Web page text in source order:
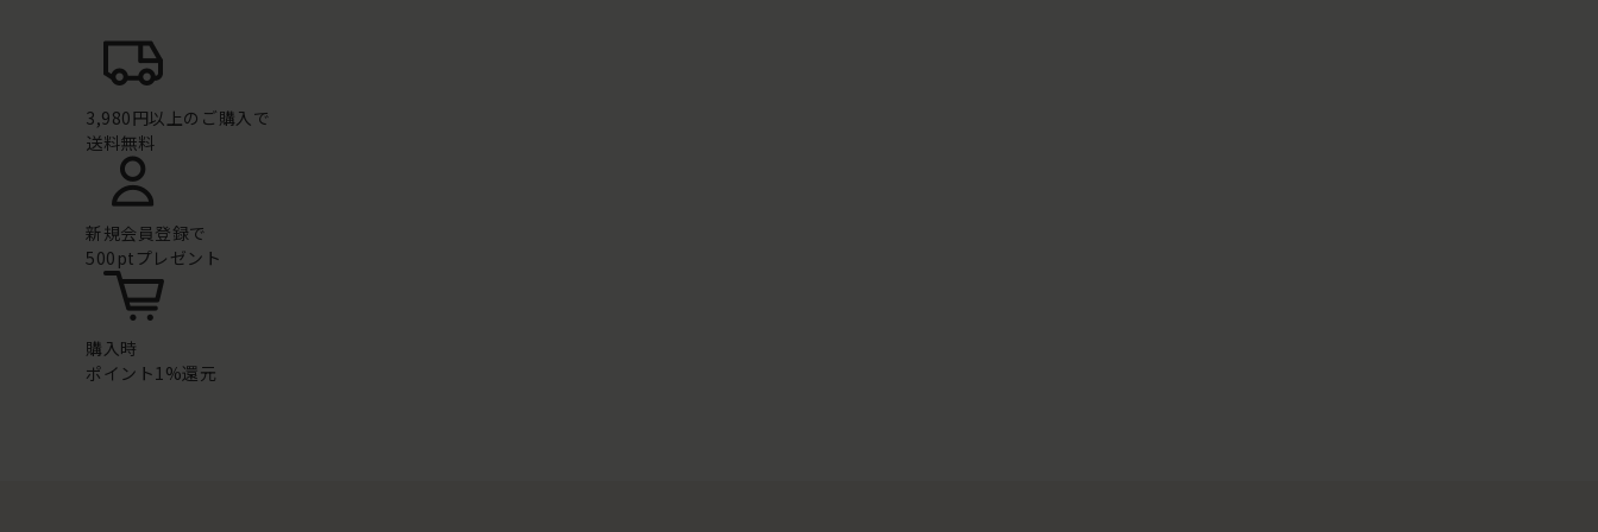
3,980円以上のご購入で
送料無料
新規会員登録で
500ptプレゼント
購入時
ポイント1%還元